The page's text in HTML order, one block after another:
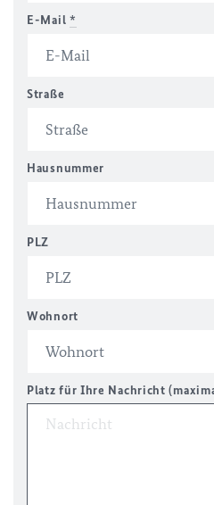
E-Mail *
Straße
Hausnummer
PLZ
Wohnort
Platz für Ihre Nachricht